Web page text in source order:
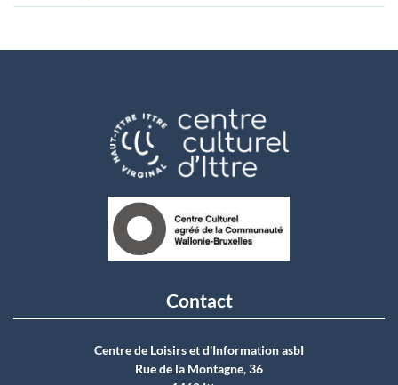
Contact
Centre de Loisirs et d'Information asbI
Rue de la Montagne, 36